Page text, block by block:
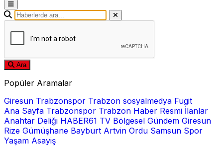
Ara
Popüler Aramalar
Giresun Trabzonspor Trabzon sosyalmedya Fugit
Ana Sayfa Trabzonspor Trabzon Haber Resmi İlanlar
Anahtar Deliği HABER61 TV Bölgesel Gündem Giresun
Rize Gümüşhane Bayburt Artvin Ordu Samsun Spor
Yaşam Asayiş